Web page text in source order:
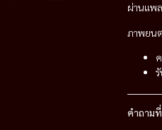
ผ่านแพ
ภาพยน
คำถาม